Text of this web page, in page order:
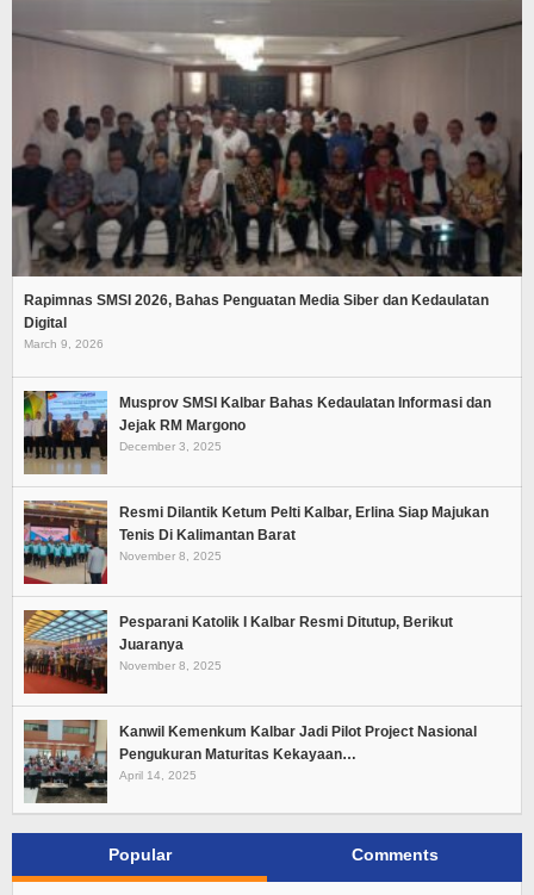
Rapimnas SMSI 2026, Bahas Penguatan Media Siber dan Kedaulatan
Digital
March 9, 2026
Musprov SMSI Kalbar Bahas Kedaulatan Informasi dan
Jejak RM Margono
December 3, 2025
Resmi Dilantik Ketum Pelti Kalbar, Erlina Siap Majukan
Tenis Di Kalimantan Barat
November 8, 2025
Pesparani Katolik I Kalbar Resmi Ditutup, Berikut
Juaranya
November 8, 2025
Kanwil Kemenkum Kalbar Jadi Pilot Project Nasional
Pengukuran Maturitas Kekayaan…
April 14, 2025
Popular Comments